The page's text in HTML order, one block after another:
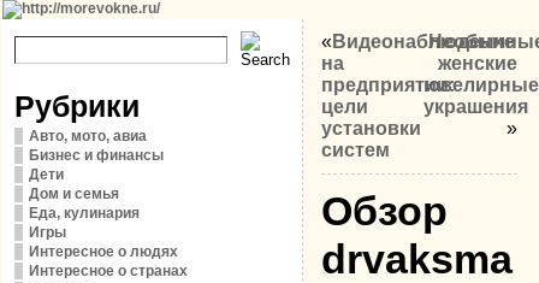
Рубрики
Авто, мото, авиа
Бизнес и финансы
Дети
Дом и семья
Еда, кулинария
Игры
Интересное о людях
Интересное о странах
«Видеонаблюдение
на
предприятии:
цели
установки
систем
женские
ювелирные
украшения
»
Обзор
drvaksma